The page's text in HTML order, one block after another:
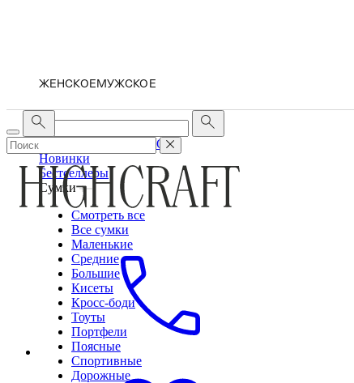
ЖЕНСКОЕ МУЖСКОЕ
МУЖСКОЕ
Новинки
Бестселлеры
Сумки
Смотреть все
Все сумки
Маленькие
Средние
Большие
Кисеты
Кросс-боди
Тоуты
Портфели
Поясные
Спортивные
Дорожные